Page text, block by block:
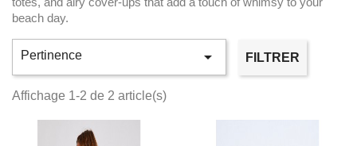
beach day.
Pertinence  FILTRER
Affichage 1-2 de 2 article(s)